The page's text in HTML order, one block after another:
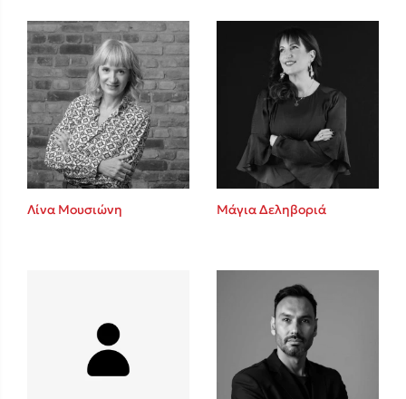
Λίνα Μουσιώνη Μάγια Δεληβοριά